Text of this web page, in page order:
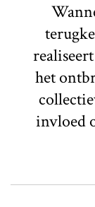
het
invloed